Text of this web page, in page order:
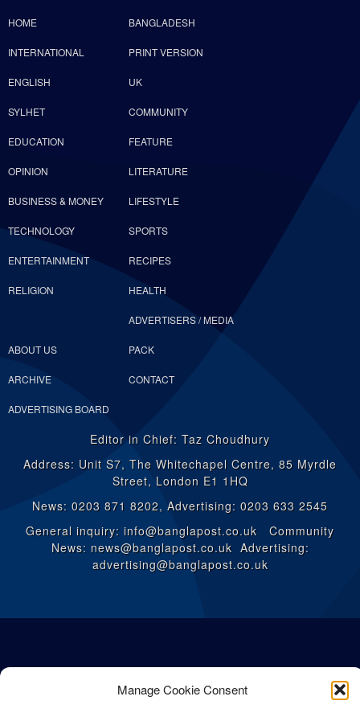
Manage Cookie Consent
HOME BANGLADESH
INTERNATIONAL PRINT VERSION
ENGLISH UK
SYLHET COMMUNITY
EDUCATION FEATURE
OPINION LITERATURE
BUSINESS & MONEY LIFESTYLE
TECHNOLOGY SPORTS
ENTERTAINMENT RECIPES
RELIGION HEALTH
ABOUT US
ADVERTISERS / MEDIA
PACK
ARCHIVE CONTACT
ADVERTISING BOARD
Editor in Chief: Taz Choudhury
Address: Unit S7, The Whitechapel Centre, 85 Myrdle
Street, London E1 1HQ
News: 0203 871 8202, Advertising: 0203 633 2545
General inquiry: info@banglapost.co.uk Community
News: news@banglapost.co.uk Advertising:
advertising@banglapost.co.uk